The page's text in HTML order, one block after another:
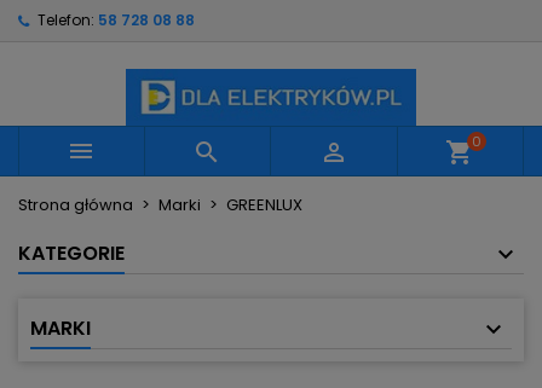
Telefon: 58 728 08 88
   shopping_cart0
Strona główna Marki GREENLUX
KATEGORIE
MARKI
Utwórz nową listę
((confirmMessage))
Nazwa listy życzeń
Musisz być zalogowany by zapisać produkty na
swojej liście życzeń.
Anuluj